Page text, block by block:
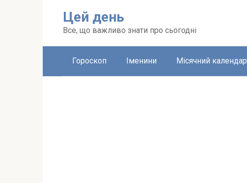
Цей день
Все, що важливо знати про сьогодні
Гороскоп Іменини Місячний календар